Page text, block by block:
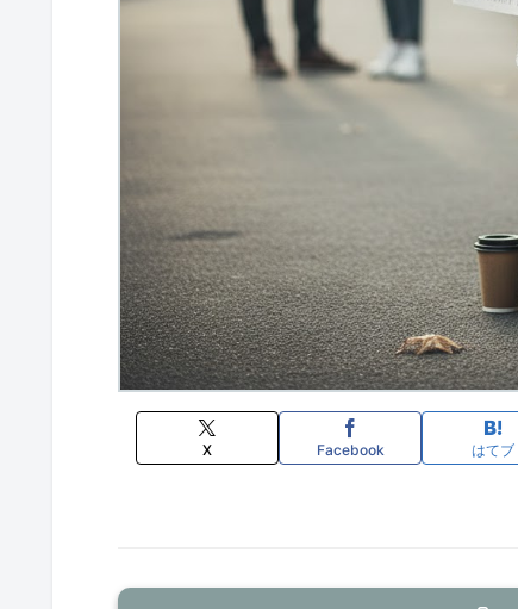
X Facebook はてブ